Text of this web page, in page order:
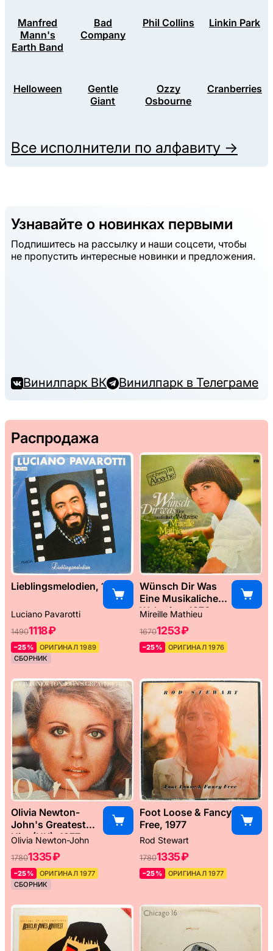
Manfred
Mann's
Earth Band
Bad
Company
Phil Collins Linkin Park
Helloween
Gentle
Giant
Ozzy
Osbourne
Cranberries
Все исполнители по алфавиту →
Узнавайте о новинках первыми
Подпишитесь на рассылку и наши соцсети, чтобы
не пропустить интересные новинки и предложения.
Винилпарк ВК Винилпарк в Телеграме
Распродажа
Lieblingsmelodien, 1989
Luciano Pavarotti
14901118 ₽
–25%
ОРИГИНАЛ 1989
СБОРНИК
Wünsch Dir Was
Eine Musikaliche
Weltreise, 1976
Mireille Mathieu
16701253 ₽
–25% ОРИГИНАЛ 1976
Olivia Newton-
John's Greatest
Hits (UK), 1977
Olivia Newton-John
17801335 ₽
–25%
ОРИГИНАЛ 1977
СБОРНИК
Foot Loose & Fancy
Free, 1977
Rod Stewart
17801335 ₽
–25% ОРИГИНАЛ 1977